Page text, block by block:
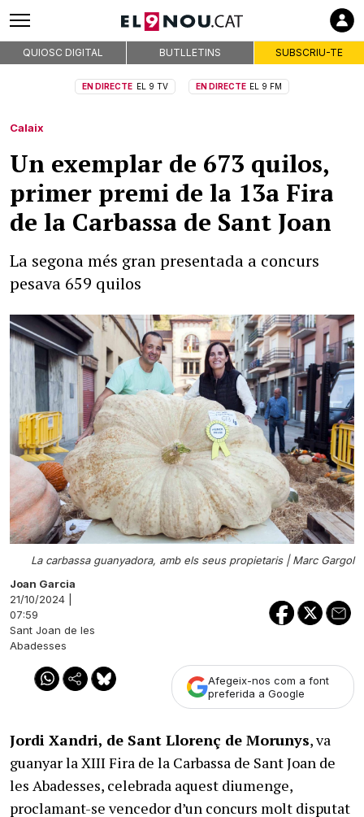
QUIOSC DIGITAL BUTLLETINS SUBSCRIU-TE
EN DIRECTE EL 9 TV EN DIRECTE EL 9 FM
Calaix
Un exemplar de 673 quilos,
primer premi de la 13a Fira
de la Carbassa de Sant Joan
La segona més gran presentada a concurs
pesava 659 quilos
La carbassa guanyadora, amb els seus propietaris |Marc Gargol
Joan Garcia
21/10/2024 |
07:59
Sant Joan de les
Abadesses
Afegeix-nos com a font
preferida a Google
Jordi Xandri, de Sant Llorenç de Morunys, va
guanyar la XIII Fira de la Carbassa de Sant Joan de
les Abadesses, celebrada aquest diumenge,
proclamant-se vencedor d’un concurs molt disputat